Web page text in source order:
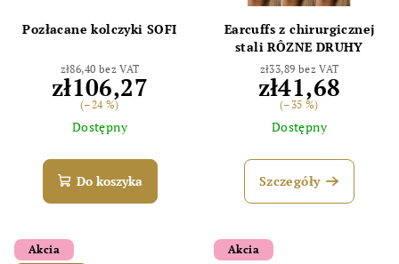
Pozłacane kolczyki SOFI
zł86,40 bez VAT
zł106,27
(–24 %)
Dostępny
Do koszyka
Earcuffs z chirurgicznej
stali RÔZNE DRUHY
zł33,89 bez VAT
zł41,68
(–35 %)
Dostępny
Szczegóły
Akcia
Akcia